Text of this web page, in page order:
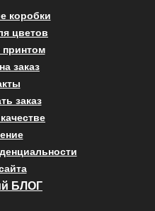
коробки
цветов
принтом
заказ
заказ
БЛОГ